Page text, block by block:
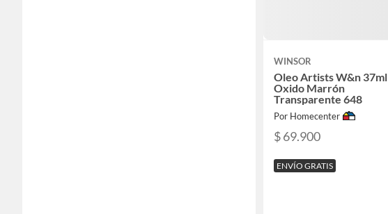
WINSOR
Oleo Artists W&n 37ml
Oxido Marrón
Transparente 648
Por Homecenter
$ 69.900
ENVÍO GRATIS